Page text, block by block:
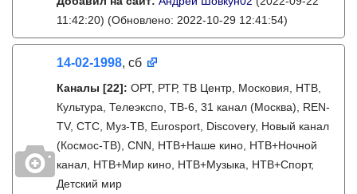
11:42:20) (Обновлено: 2022-10-29 12:41:54)
14-02-1998, сб
Каналы [22]: ОРТ, РТР, ТВ Центр, Московия, НТВ,
Культура, Телеэкспо, ТВ-6, 31 канал (Москва), REN-
TV, СТС, Муз-ТВ, Eurosport, Discovery, Новый канал
(Космос-ТВ), CNN, НТВ+Наше кино, НТВ+Ночной
канал, НТВ+Мир кино, НТВ+Музыка, НТВ+Спорт,
Детский мир